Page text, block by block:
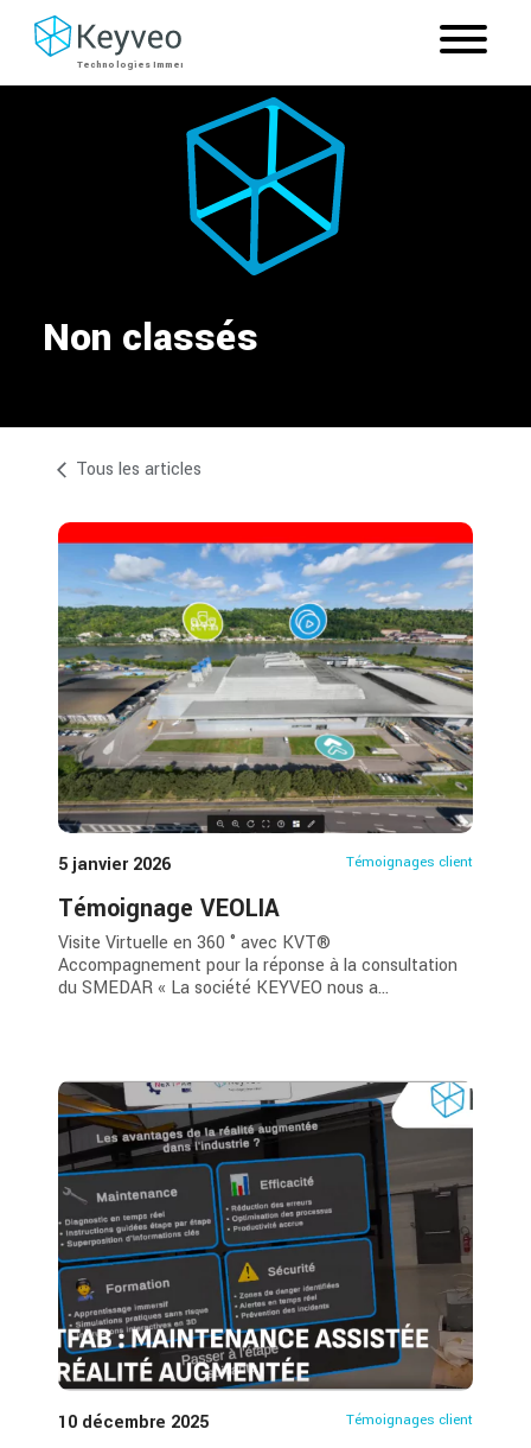
Non classés
Tous les articles
5 janvier 2026 Témoignages client
Témoignage VEOLIA
Visite Virtuelle en 360 ° avec KVT®
Accompagnement pour la réponse à la consultation
du SMEDAR « La société KEYVEO nous a...
10 décembre 2025 Témoignages client